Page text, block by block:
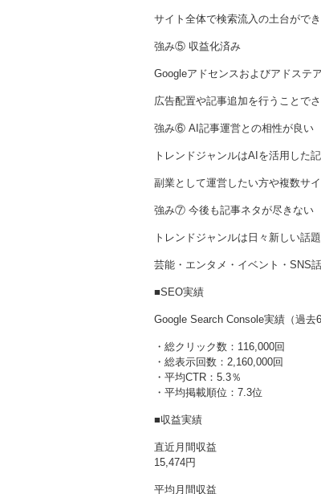
サイト全体で検索流入の土台がで
強み⑤ 収益化済み
Googleアドセンスおよびアドステ
広告配置や記事追加を行うことで
強み⑥ AI記事運営との相性が良い
トレンドジャンルはAIを活用した
副業として運営したい方や複数サ
強み⑦ 今後も記事ネタが尽きない
トレンドジャンルは日々新しい話
芸能・エンタメ・イベント・SNS
■SEO実績
Google Search Console実績（過去6
・総クリック数：116,000回
・総表示回数：2,160,000回
・平均CTR：5.3％
・平均掲載順位：7.3位
■収益実績
直近月間収益
15,474円
平均月間収益